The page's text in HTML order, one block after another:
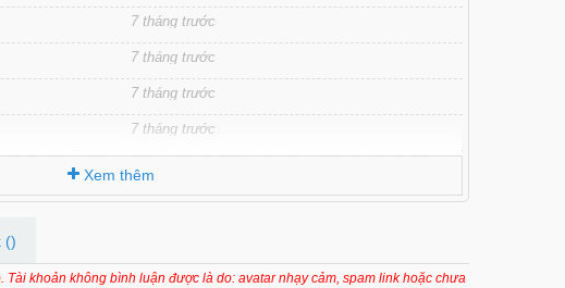
7 tháng trước
7 tháng trước
7 tháng trước
7 tháng trước
7 tháng trước
7 tháng trước
Xem thêm
()
khoản không bình luận được là do: avatar nhạy cảm, spam link hoặc chưa